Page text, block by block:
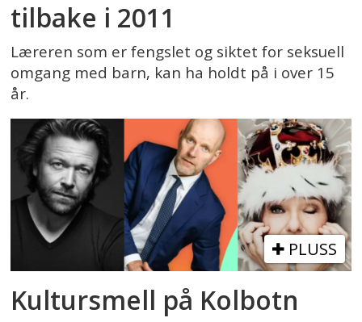
tilbake i 2011
Læreren som er fengslet og siktet for seksuell
omgang med barn, kan ha holdt på i over 15
år.
PLUSS
Kultursmell på Kolbotn